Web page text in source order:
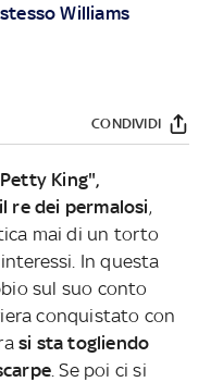
Williams
CONDIVIDI
King",
re dei permalosi,
mai di un torto
In questa
sul suo conto
conquistato con
si sta togliendo
. Se poi ci si